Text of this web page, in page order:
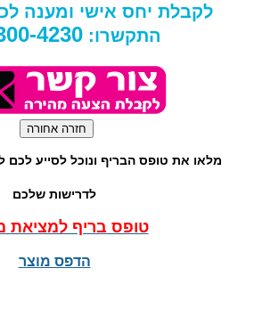
לקבלת יחס אישי ומענה
התקשרו: 4230
מלאו את טופס הבריף ונוכל לסייע
לדרישות שלכם
טופס בריף למציאת
הדפס מוצר